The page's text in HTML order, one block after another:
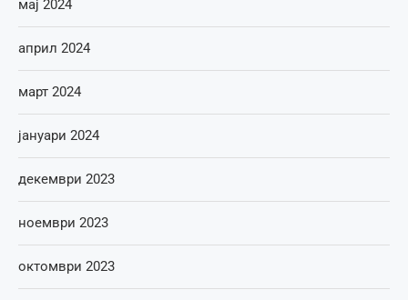
мај 2024
април 2024
март 2024
јануари 2024
декември 2023
ноември 2023
октомври 2023